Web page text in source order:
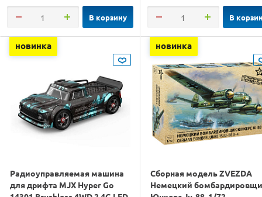
В корзину В
новинка
Радиоуправляемая машина
для дрифта MJX Hyper Go
новинка
Сборная модель ZVEZDA
Немецкий